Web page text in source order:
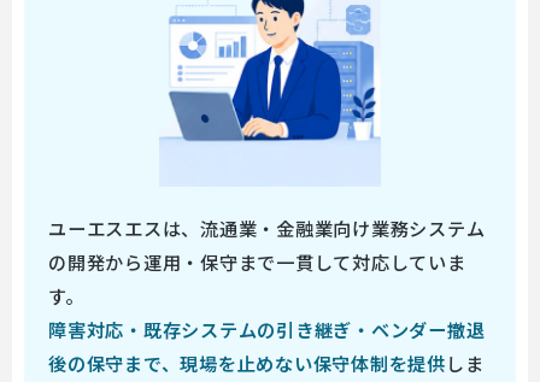
ユーエスエスは、流通業・金融業向け業務システム
の開発から運用・保守まで一貫して対応していま
す。
障害対応・既存システムの引き継ぎ・ベンダー撤退
後の保守まで、現場を止めない保守体制を提供しま